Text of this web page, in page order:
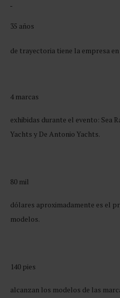
35 años
de trayectoria tiene la empresa
4 marcas
exhibidas durante el evento: Sea
Yachts y De Antonio Yachts.
80 mil
dólares aproximadamente es el
modelos.
140 pies
alcanzan los modelos de las